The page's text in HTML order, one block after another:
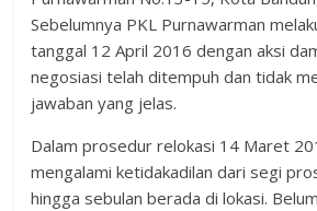
Sebelumnya PKL Purnawarman
tanggal 12 April 2016 dengan aksi
negosiasi telah ditempuh dan tidak
jawaban yang jelas.
Dalam prosedur relokasi 14 Maret
mengalami ketidakadilan dari segi
hingga sebulan berada di lokasi.